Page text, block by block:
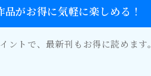
がお得に気軽に楽しめる！
トで、最新刊もお得に読めます。